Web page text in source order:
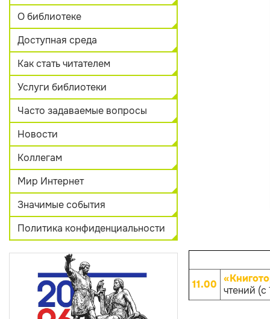
О библиотеке
Доступная среда
Как стать читателем
Услуги библиотеки
Часто задаваемые вопросы
Новости
Коллегам
Мир Интернет
Значимые события
Политика конфиденциальности
11.00 чтений (с